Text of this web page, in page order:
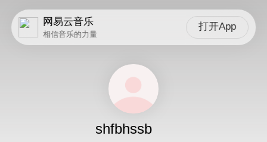
网易云音乐
相信音乐的力量
打开App
shfbhssb